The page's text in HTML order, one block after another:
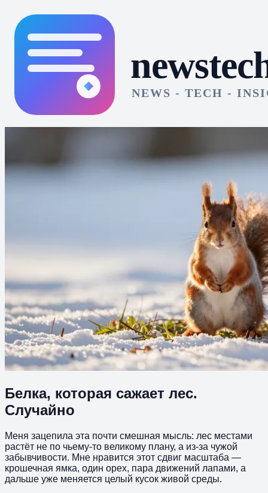
Белка, которая сажает лес.
Случайно
Меня зацепила эта почти смешная мысль: лес местами
растёт не по чьему-то великому плану, а из-за чужой
забывчивости. Мне нравится этот сдвиг масштаба —
крошечная ямка, один орех, пара движений лапами, а
дальше уже меняется целый кусок живой среды.